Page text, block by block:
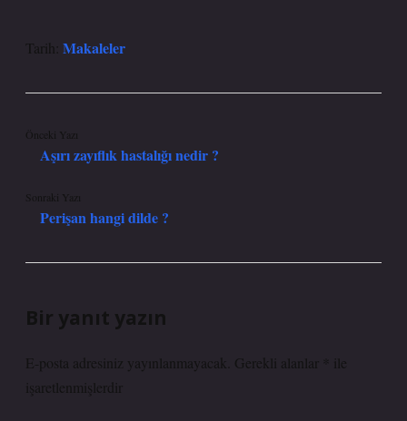
Tarih: Makaleler
Önceki Yazı
Aşırı zayıflık hastalığı nedir ?
Sonraki Yazı
Perişan hangi dilde ?
Bir yanıt yazın
E-posta adresiniz yayınlanmayacak. Gerekli alanlar
ile
işaretlenmişlerdir